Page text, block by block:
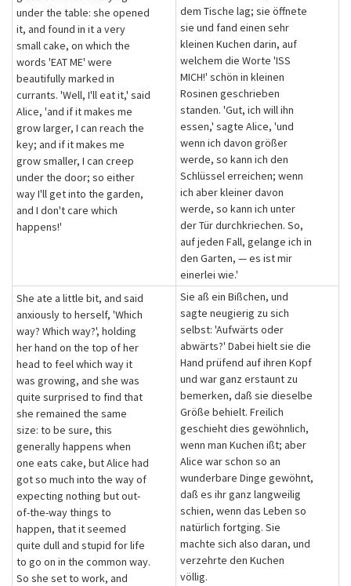
under the table: she opened
it, and found in it a very
small cake, on which the
words 'EAT ME' were
beautifully marked in
currants. 'Well, I'll eat it,' said
Alice, 'and if it makes me
grow larger, I can reach the
key; and if it makes me
grow smaller, I can creep
under the door; so either
way I'll get into the garden,
and I don't care which
happens!'
dem Tische lag; sie öffnete
sie und fand einen sehr
kleinen Kuchen darin, auf
welchem die Worte 'ISS
MICH!' schön in kleinen
Rosinen geschrieben
standen. 'Gut, ich will ihn
essen,' sagte Alice, 'und
wenn ich davon größer
werde, so kann ich den
Schlüssel erreichen; wenn
ich aber kleiner davon
werde, so kann ich unter
der Tür durchkriechen. So,
auf jeden Fall, gelange ich in
den Garten, — es ist mir
einerlei wie.'
She ate a little bit, and said
anxiously to herself, 'Which
way? Which way?', holding
her hand on the top of her
head to feel which way it
was growing, and she was
quite surprised to find that
she remained the same
size: to be sure, this
generally happens when
one eats cake, but Alice had
got so much into the way of
expecting nothing but out-
of-the-way things to
happen, that it seemed
quite dull and stupid for life
to go on in the common way.
So she set to work, and
Sie aß ein Bißchen, und
sagte neugierig zu sich
selbst: 'Aufwärts oder
abwärts?' Dabei hielt sie die
Hand prüfend auf ihren Kopf
und war ganz erstaunt zu
bemerken, daß sie dieselbe
Größe behielt. Freilich
geschieht dies gewöhnlich,
wenn man Kuchen ißt; aber
Alice war schon so an
wunderbare Dinge gewöhnt,
daß es ihr ganz langweilig
schien, wenn das Leben so
natürlich fortging. Sie
machte sich also daran, und
verzehrte den Kuchen
völlig.